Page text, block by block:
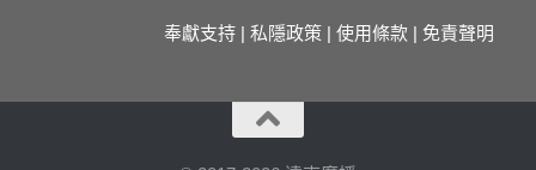
奉獻支持 | 私隱政策 | 使用條款 | 免責聲明